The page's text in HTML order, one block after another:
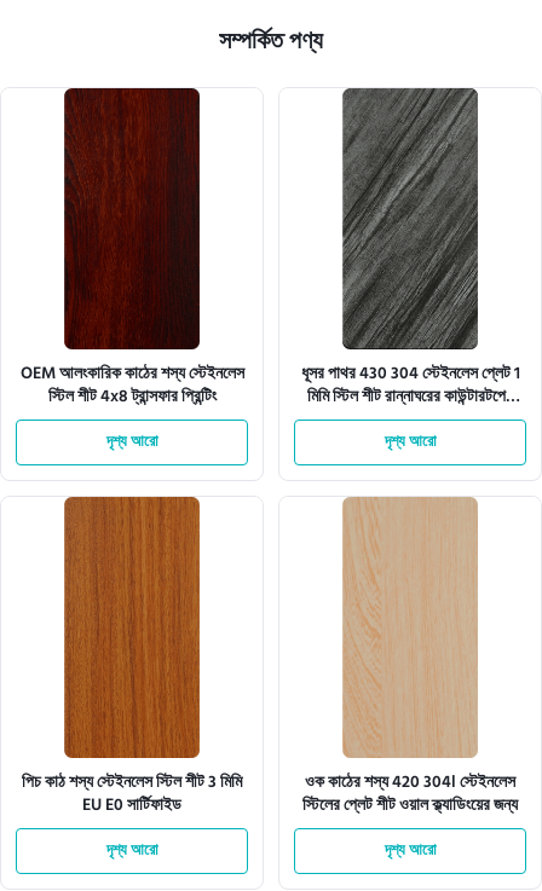
সম্পর্কিত পণ্য
OEM আলংকারিক কাঠের শস্য স্টেইনলেস
স্টিল শীট 4x8 ট্রান্সফার প্রিন্টিং
দৃশ্য আরো
ধূসর পাথর 430 304 স্টেইনলেস প্লেট 1
মিমি স্টিল শীট রান্নাঘরের কাউন্টারটপের
জন্য
দৃশ্য আরো
পিচ কাঠ শস্য স্টেইনলেস স্টিল শীট 3 মিমি
EU E0 সার্টিফাইড
দৃশ্য আরো
ওক কাঠের শস্য 420 304l স্টেইনলেস
স্টিলের প্লেট শীট ওয়াল ক্ল্যাডিংয়ের জন্য
দৃশ্য আরো